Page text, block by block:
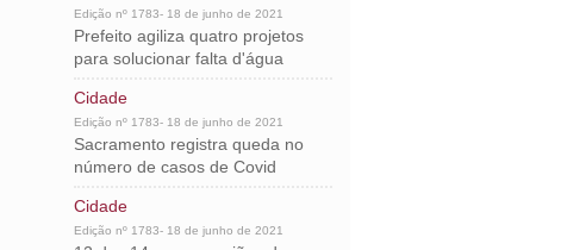
Edição nº 1783- 18 de junho de 2021
Prefeito agiliza quatro projetos
para solucionar falta d'água
Cidade
Edição nº 1783- 18 de junho de 2021
Sacramento registra queda no
número de casos de Covid
Cidade
Edição nº 1783- 18 de junho de 2021